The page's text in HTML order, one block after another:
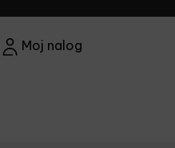
Moj nalog